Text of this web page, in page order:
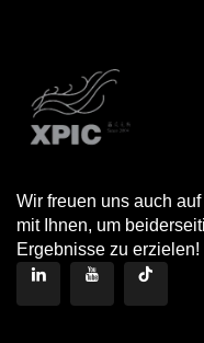
Wir freuen uns auch
mit Ihnen, um
Ergebnisse zu erzielen!